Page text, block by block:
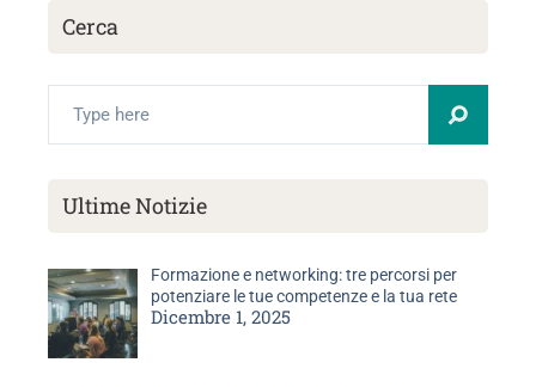
Cerca
Search
Ultime Notizie
Formazione e networking: tre percorsi per
potenziare le tue competenze e la tua rete
Dicembre 1, 2025